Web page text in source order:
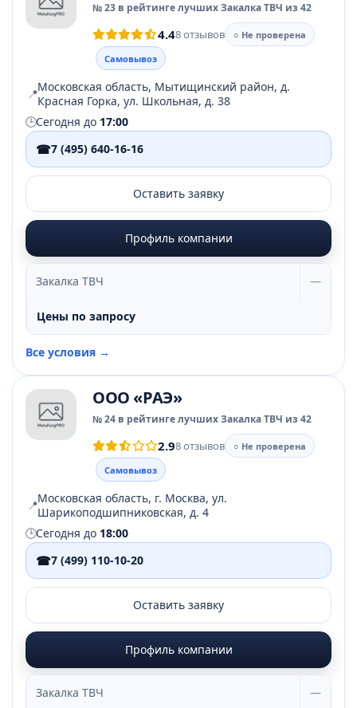
№ 23 в рейтинге лучших Закалка ТВЧ из 42
4.48 отзывов
○ Не проверена
Самовывоз
📍Московская область, Мытищинский район, д.
Красная Горка, ул. Школьная, д. 38
🕒Сегодня до 17:00
☎7 (495) 640-16-16
Оставить заявку
Профиль компании
Закалка ТВЧ —
Цены по запросу
Все условия →
ООО «РАЭ»
№ 24 в рейтинге лучших Закалка ТВЧ из 42
2.98 отзывов
○ Не проверена
Самовывоз
📍Московская область, г. Москва, ул.
Шарикоподшипниковская, д. 4
🕒Сегодня до 18:00
☎7 (499) 110-10-20
Оставить заявку
Профиль компании
Закалка ТВЧ —